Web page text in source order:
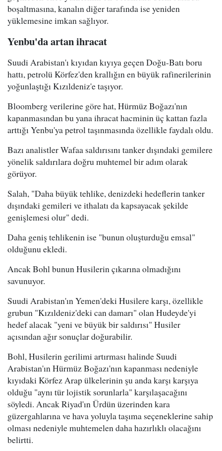
boşaltmasına, kanalın diğer tarafında ise yeniden
yüklemesine imkan sağlıyor.
Yenbu'da artan ihracat
Suudi Arabistan'ı kıyıdan kıyıya geçen Doğu-Batı boru
hattı, petrolü Körfez'den krallığın en büyük rafinerilerinin
yoğunlaştığı Kızıldeniz'e taşıyor.
Bloomberg verilerine göre hat, Hürmüz Boğazı'nın
kapanmasından bu yana ihracat hacminin üç kattan fazla
arttığı Yenbu'ya petrol taşınmasında özellikle faydalı oldu.
Bazı analistler Wafaa saldırısını tanker dışındaki gemilere
yönelik saldırılara doğru muhtemel bir adım olarak
görüyor.
Salah, "Daha büyük tehlike, denizdeki hedeflerin tanker
dışındaki gemileri ve ithalatı da kapsayacak şekilde
genişlemesi olur" dedi.
Daha geniş tehlikenin ise "bunun oluşturduğu emsal"
olduğunu ekledi.
Ancak Bohl bunun Husilerin çıkarına olmadığını
savunuyor.
Suudi Arabistan'ın Yemen'deki Husilere karşı, özellikle
grubun "Kızıldeniz'deki can damarı" olan Hudeyde'yi
hedef alacak "yeni ve büyük bir saldırısı" Husiler
açısından ağır sonuçlar doğurabilir.
Bohl, Husilerin gerilimi artırması halinde Suudi
Arabistan'ın Hürmüz Boğazı'nın kapanması nedeniyle
kıyıdaki Körfez Arap ülkelerinin şu anda karşı karşıya
olduğu "aynı tür lojistik sorunlarla" karşılaşacağını
söyledi. Ancak Riyad'ın Ürdün üzerinden kara
güzergahlarına ve hava yoluyla taşıma seçeneklerine sahip
olması nedeniyle muhtemelen daha hazırlıklı olacağını
belirtti.